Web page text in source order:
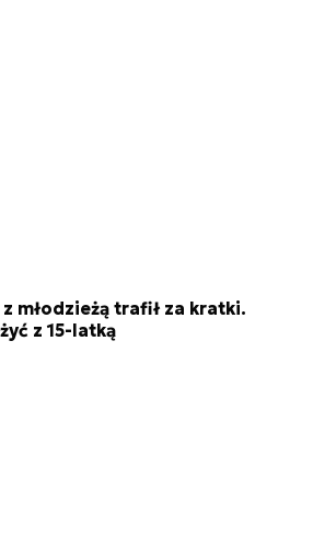
młodzieżą trafił za kratki.
z 15-latką